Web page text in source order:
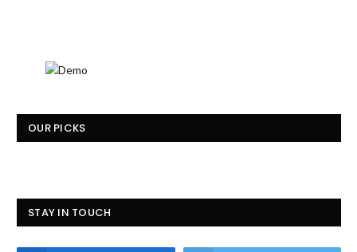
OUR PICKS
STAY IN TOUCH